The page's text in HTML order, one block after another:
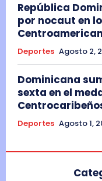
República
por nocaut en
Deportes Agosto 2,
Dominicana
sexta en el
Deportes Agosto 1,